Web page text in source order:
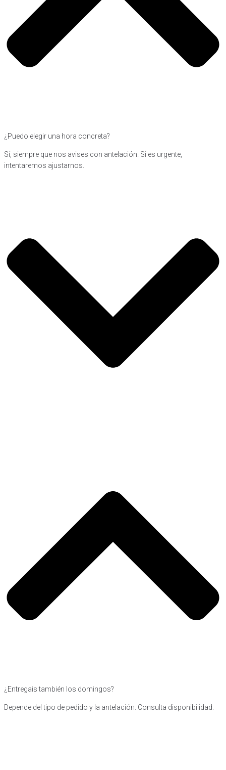
¿Puedo elegir una hora concreta?
Sí, siempre que nos avises con antelación. Si es urgente,
intentaremos ajustarnos.
¿Entregais también los domingos?
Depende del tipo de pedido y la antelación. Consulta disponibilidad.